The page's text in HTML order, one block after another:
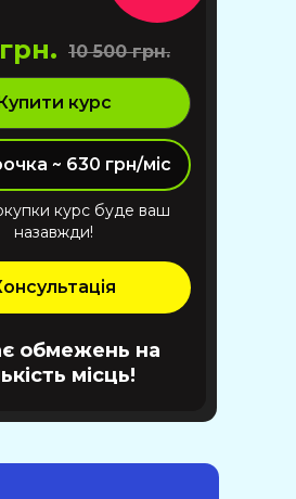
10 500 грн.
курс
~ 630 грн/міс
курс буде ваш
назавжди!
обмежень на
місць!